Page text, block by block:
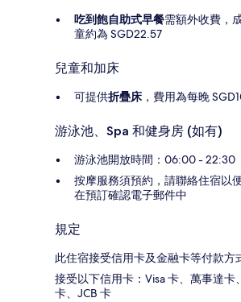
吃到飽自助式早餐需額外收費，
童約為 SGD22.57
兒童和加床
可提供折疊床 ，費用為每晚
游泳池、Spa 和健身房 (如有)
游泳池開放時間：06:00 - 22:30
按摩服務須預約，請聯絡住宿以
在預訂確認電子郵件中
規定
此住宿接受信用卡及金融卡等付款方
接受以下信用卡：Visa 卡、萬事達卡
卡、JCB 卡